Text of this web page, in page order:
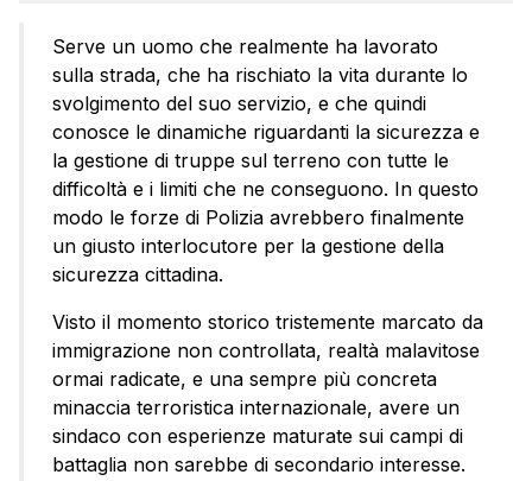
Serve un uomo che realmente ha lavorato
sulla strada, che ha rischiato la vita durante lo
svolgimento del suo servizio, e che quindi
conosce le dinamiche riguardanti la sicurezza e
la gestione di truppe sul terreno con tutte le
difficoltà e i limiti che ne conseguono. In questo
modo le forze di Polizia avrebbero finalmente
un giusto interlocutore per la gestione della
sicurezza cittadina.
Visto il momento storico tristemente marcato da
immigrazione non controllata, realtà malavitose
ormai radicate, e una sempre più concreta
minaccia terroristica internazionale, avere un
sindaco con esperienze maturate sui campi di
battaglia non sarebbe di secondario interesse.